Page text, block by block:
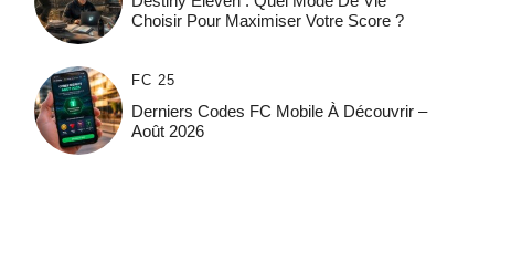
Choisir Pour Maximiser Votre Score ?
FC 25
Derniers Codes FC Mobile À Découvrir –
Août 2026